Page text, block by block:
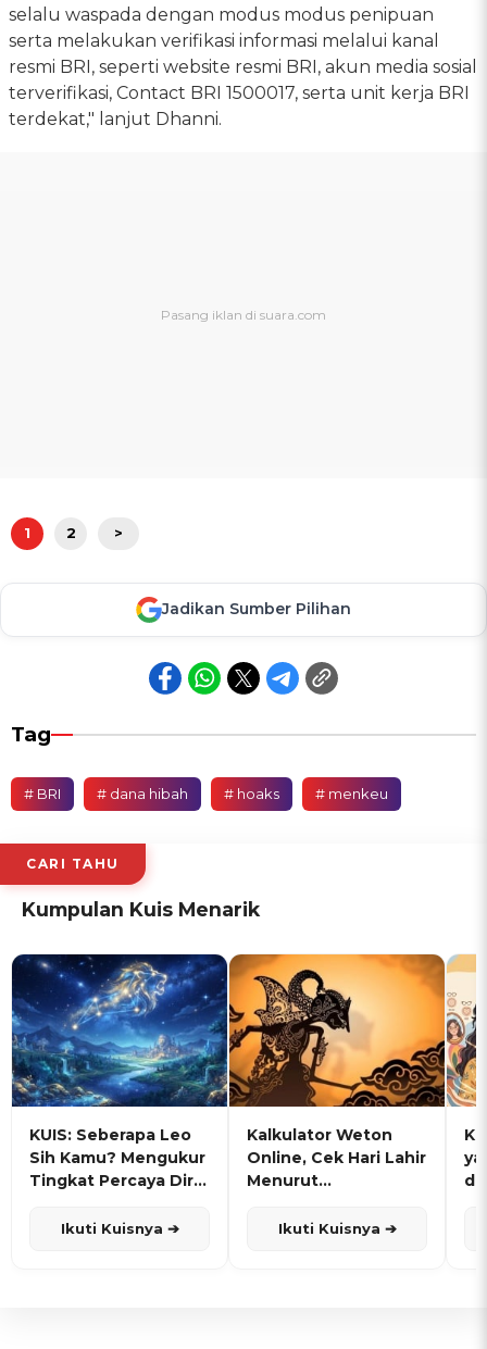
selalu waspada dengan modus modus penipuan
serta melakukan verifikasi informasi melalui kanal
resmi BRI, seperti website resmi BRI, akun media sosial
terverifikasi, Contact BRI 1500017, serta unit kerja BRI
terdekat," lanjut Dhanni.
1 2 >
Jadikan Sumber Pilihan
Tag
# BRI # dana hibah # hoaks # menkeu
CARI TAHU
Kumpulan Kuis Menarik
KUIS: Seberapa Leo
Sih Kamu? Mengukur
Tingkat Percaya Diri
Ikuti Kuisnya ➔
Kalkulator Weton
Online, Cek Hari Lahir
Menurut
Ikuti Kuisnya ➔